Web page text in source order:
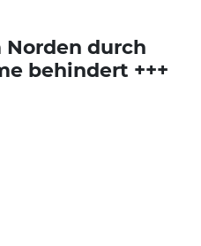
Norden durch
behindert +++